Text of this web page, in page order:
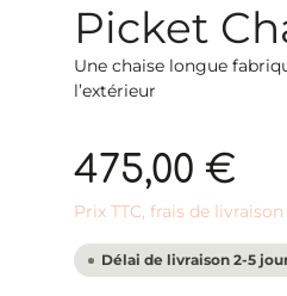
Picket
Une chaise longue
l’extérieur
475,00 €
Prix TTC, frais de
Délai de livraison 2-5